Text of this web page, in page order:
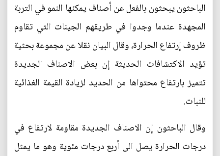
الباحثون يبحثون بالفعل عن أصناف يمكنها النمو في التربة
المجهدة عندما وجدوا في طريقهم الجينات التي تقاوم
ظروف إرتفاع الحرارة، وقال البيان نقلا عن مجموعة بحثية
تؤيد الاكتشافات الحديثة إن بعض الاصناف الجديدة
تتميز بارتفاع محتواها من الحديد لزيادة القيمة الغذائية
للنبات.
وقال الباحثون إن الاصناف الجديدة مقاومة لارتفاع في
درجات الحرارة يصل الى أربع درجات مئوية وهو ما يمثل